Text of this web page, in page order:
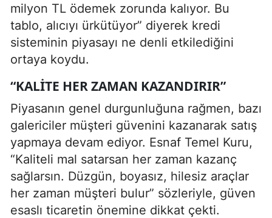
milyon TL ödemek zorunda kalıyor. Bu
tablo, alıcıyı ürkütüyor” diyerek kredi
sisteminin piyasayı ne denli etkilediğini
ortaya koydu.
“KALITE HER ZAMAN KAZANDIRIR”
Piyasanın genel durgunluğuna rağmen, bazı
galericiler müşteri güvenini kazanarak satış
yapmaya devam ediyor. Esnaf Temel Kuru,
“Kaliteli mal satarsan her zaman kazanç
sağlarsın. Düzgün, boyasız, hilesiz araçlar
her zaman müşteri bulur” sözleriyle, güven
esaslı ticaretin önemine dikkat çekti.